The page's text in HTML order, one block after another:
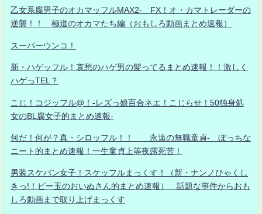
乙女系腐男子のオカマッフルMAX2- FX！オ・カマトレーダーの
逆襲！！ 極道のオカマたち編（おもしろ動画まとめ速報）
スーパーウンコ！
新・ハゲッフル！哀愁のハゲ男の髪ってるまとめ速報！！激しく
ハゲっTEL？
こじ！コジッフル@！-レズっ娘百合ネエ！こじらせ！50独身処
女のBL腐女子的まとめ速報-
何だ！何が？真・シロッフル！！ 永遠の無職童貞- ぼっちな
ニート的まとめ速報！一生童貞上等夜露死苦！
男装スケバン女子！スケッフルまっくす！（新・ナンノひゃくし
きっ!！ビー玉のおいぬさん的まとめ速報） 話題な事件からおも
しろ動画まで取り上げまっくす